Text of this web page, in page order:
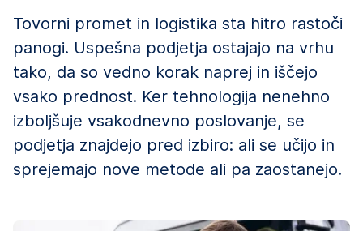
Tovorni promet in logistika sta hitro rastoči
panogi. Uspešna podjetja ostajajo na vrhu
tako, da so vedno korak naprej in iščejo
vsako prednost. Ker tehnologija nenehno
izboljšuje vsakodnevno poslovanje, se
podjetja znajdejo pred izbiro: ali se učijo in
sprejemajo nove metode ali pa zaostanejo.